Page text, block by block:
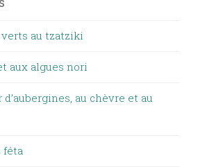
au tzatziki
aux algues nori
au chèvre et au
féta